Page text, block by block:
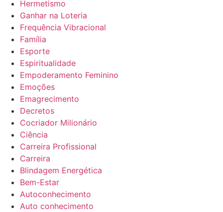
Hermetismo
Ganhar na Loteria
Frequência Vibracional
Família
Esporte
Espiritualidade
Empoderamento Feminino
Emoções
Emagrecimento
Decretos
Cocriador Milionário
Ciência
Carreira Profissional
Carreira
Blindagem Energética
Bem-Estar
Autoconhecimento
Auto conhecimento